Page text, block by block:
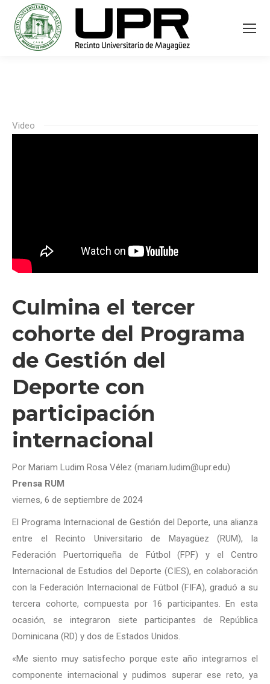
Video
Culmina el tercer
cohorte del Programa
de Gestión del
Deporte con
participación
internacional
Por Mariam Ludim Rosa Vélez (mariam.ludim@upr.edu)
Prensa RUM
viernes, 6 de septiembre de 2024
El Programa Internacional de Gestión del Deporte, una alianza
entre el Recinto Universitario de Mayagüez (RUM), la
Federación Puertorriqueña de Fútbol (FPF) y el Centro
Internacional de Estudios del Deporte (CIES), en colaboración
con la Federación Internacional de Fútbol (FIFA), graduó a su
tercera cohorte, compuesta por 16 participantes. En esta
ocasión, se integraron siete participantes de República
Dominicana (RD) y dos de Estados Unidos.
«Me siento muy satisfecho porque este año integramos el
componente internacional y pudimos superar ese reto, ya